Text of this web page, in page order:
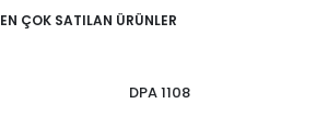
EN ÇOK SATILAN ÜRÜNLER
DPA 1108